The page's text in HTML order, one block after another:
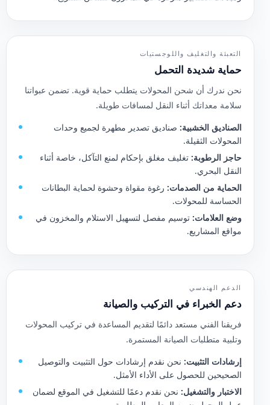
التعبئة والتغليف واللوجستيات
حماية شديدة التحمل
نحن ندرك أن شحن المحولات يتطلب حماية قوية. تضمن عبواتنا
سلامة معداتك أثناء النقل لمسافات طويلة.
الصناديق الخشبية: صناديق تصدير مطهرة لجميع وحدات
المحولات الثقيلة.
حاجز الرطوبة: تغليف مغلق بإحكام لمنع التآكل، خاصة أثناء
النقل البحري.
الحماية من الصدمات: رغوة مقواة وحشوة لحماية البطانات
الحساسة للمحولات.
وضع العلامات: توسيم مفصل لتسهيل الاستلام والمخزون في
مواقع المشاريع.
الدعم الهندسي
دعم الخبراء في التركيب والصيانة
فريقنا الفني مستعد دائمًا لتقديم المساعدة في تركيب المحولات
وتلبية متطلبات الصيانة المستمرة.
إرشادات التثبيت: نحن نقدم إرشادات حول التثبيت والتوصيل
الصحيحين للحصول على الأداء الأمثل.
الاختبار والتشغيل: نحن نقدم دعمًا للتشغيل في الموقع لضمان